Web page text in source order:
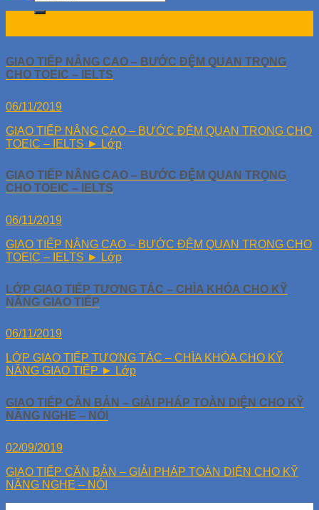
GIAO TIẾP NÂNG CAO – BƯỚC ĐỆM QUAN TRỌNG
CHO TOEIC – IELTS
06/11/2019
GIAO TIẾP NÂNG CAO – BƯỚC ĐỆM QUAN TRỌNG CHO
TOEIC – IELTS ► Lớp
GIAO TIẾP NÂNG CAO – BƯỚC ĐỆM QUAN TRỌNG
CHO TOEIC – IELTS
06/11/2019
GIAO TIẾP NÂNG CAO – BƯỚC ĐỆM QUAN TRỌNG CHO
TOEIC – IELTS ► Lớp
LỚP GIAO TIẾP TƯƠNG TÁC – CHÌA KHÓA CHO KỸ
NĂNG GIAO TIẾP
06/11/2019
LỚP GIAO TIẾP TƯƠNG TÁC – CHÌA KHÓA CHO KỸ
NĂNG GIAO TIẾP ► Lớp
GIAO TIẾP CĂN BẢN – GIẢI PHÁP TOÀN DIỆN CHO KỸ
NĂNG NGHE – NÓI
02/09/2019
GIAO TIẾP CĂN BẢN – GIẢI PHÁP TOÀN DIỆN CHO KỸ
NĂNG NGHE – NÓI